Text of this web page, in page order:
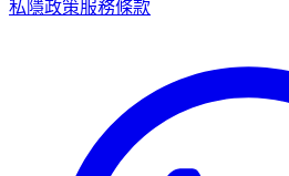
私隱政策服務條款